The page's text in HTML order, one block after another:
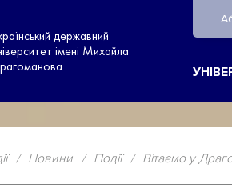
державний
імені Михайла
/ Новини / Події / Вітаємо у